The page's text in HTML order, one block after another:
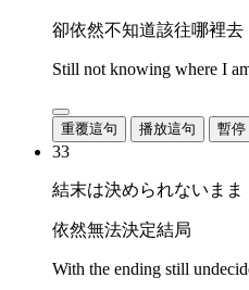
卻依然不知道該往哪裡去
Still not knowing where I
重覆這句 播放這句 暫停
33
結末は決められないまま
依然無法決定結局
With the ending still